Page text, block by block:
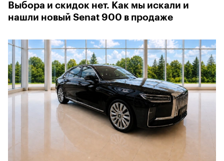
Выбора и скидок нет. Как мы искали и
нашли новый Senat 900 в продаже